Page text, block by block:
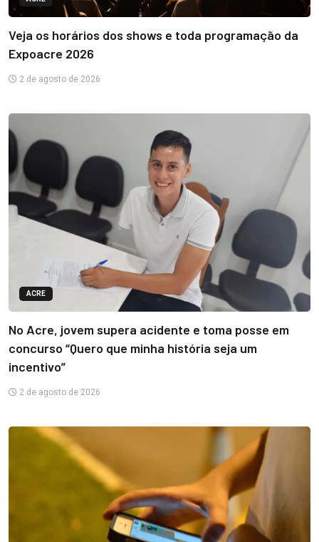
Veja os horários dos shows e toda programação da
Expoacre 2026
2 de agosto de 2026
ACRE
No Acre, jovem supera acidente e toma posse em
concurso “Quero que minha história seja um
incentivo”
2 de agosto de 2026